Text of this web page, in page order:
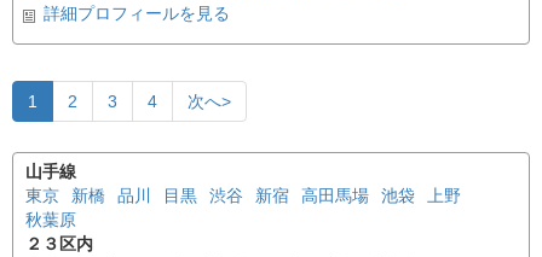
詳細プロフィールを見る
1 2 3 4 次へ>
山手線
東京
新橋 品川 目黒 渋谷 新宿 高田馬場 池袋
上野
秋葉原
２３区内